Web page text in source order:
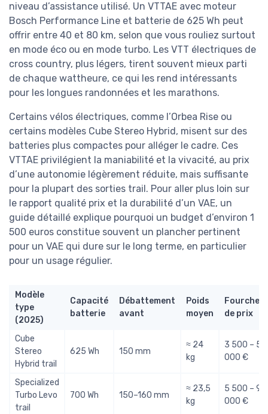
niveau d’assistance utilisé. Un VTTAE avec moteur
Bosch Performance Line et batterie de 625 Wh peut
offrir entre 40 et 80 km, selon que vous rouliez surtout
en mode éco ou en mode turbo. Les VTT électriques de
cross country, plus légers, tirent souvent mieux parti
de chaque wattheure, ce qui les rend intéressants
pour les longues randonnées et les marathons.
Certains vélos électriques, comme l’Orbea Rise ou
certains modèles Cube Stereo Hybrid, misent sur des
batteries plus compactes pour alléger le cadre. Ces
VTTAE privilégient la maniabilité et la vivacité, au prix
d’une autonomie légèrement réduite, mais suffisante
pour la plupart des sorties trail. Pour aller plus loin sur
le rapport qualité prix et la durabilité d’un VAE, un
guide détaillé explique pourquoi un budget d’environ 1
500 euros constitue souvent un plancher pertinent
pour un VAE qui dure sur le long terme, en particulier
pour un usage régulier.
Modèle
type
(2025)
Capacité
batterie
Débattement
avant
Poids
moyen
de prix
Cube
Stereo
Hybrid trail
625 Wh 150 mm
≈ 24
kg
3 500 – 5
000 €
Specialized
Turbo Levo
trail
700 Wh 150–160 mm
≈ 23,5
kg
5 500 – 9
000 €